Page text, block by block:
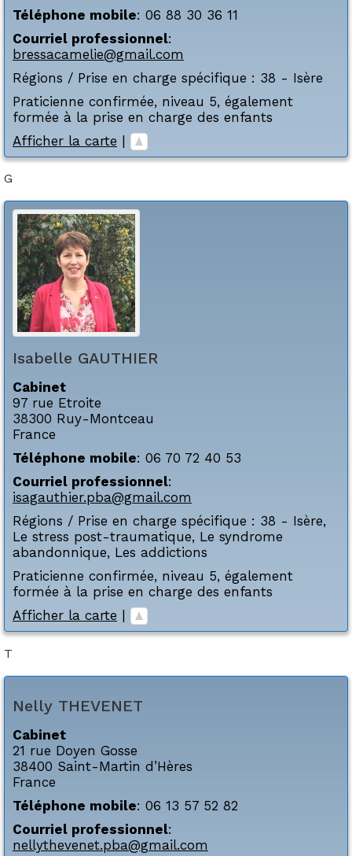
Téléphone mobile: 06 88 30 36 11
Courriel professionnel:
bressacamelie@gmail.com
Régions / Prise en charge spécifique : 38 - Isère
Praticienne confirmée, niveau 5, également
formée à la prise en charge des enfants
Afficher la carte |
G
Isabelle GAUTHIER
Cabinet
97 rue Etroite
38300 Ruy-Montceau
France
Téléphone mobile: 06 70 72 40 53
Courriel professionnel:
isagauthier.pba@gmail.com
Régions / Prise en charge spécifique : 38 - Isère,
Le stress post-traumatique, Le syndrome
abandonnique, Les addictions
Praticienne confirmée, niveau 5, également
formée à la prise en charge des enfants
Afficher la carte
T
Nelly THEVENET
Cabinet
21 rue Doyen Gosse
38400 Saint-Martin d’Hères
France
Téléphone mobile: 06 13 57 52 82
Courriel professionnel:
nellythevenet.pba@gmail.com